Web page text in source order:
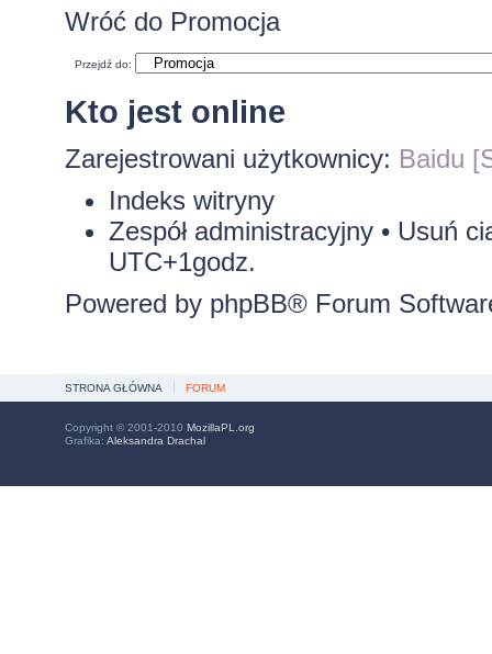
Wróć do Promocja
Przejdź do:
Kto jest online
Zarejestrowani użytkownicy: Baidu
Indeks witryny
Zespół administracyjny• Usuń
UTC+1godz.
Powered by phpBB® Forum
STRONA GŁÓWNA FORUM
Copyright © 2001-2010 MozillaPL.org
Grafika: Aleksandra Drachal